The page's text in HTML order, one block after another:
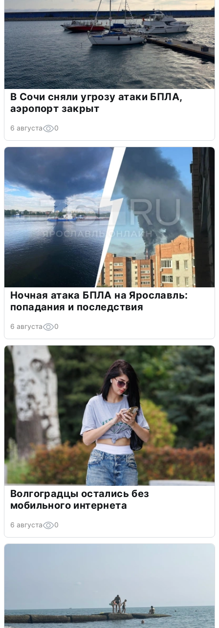
В Сочи сняли угрозу атаки БПЛА,
аэропорт закрыт
6 августа 0
Ночная атака БПЛА на Ярославль:
попадания и последствия
6 августа 0
Волгоградцы остались без
мобильного интернета
6 августа 0